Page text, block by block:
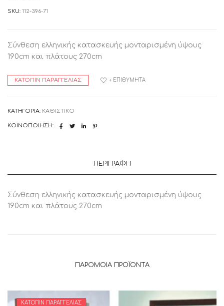
SKU: 112-396-71
Σύνθεση ελληνικής κατασκευής μονταρισμένη ύψους
190cm και πλάτους 270cm
ΚΑΤΌΠΙΝ ΠΑΡΑΓΓΕΛΊΑΣ + ΕΠΙΘΥΜΗΤΆ
ΚΑΤΗΓΟΡΊΑ: ΚΑΘΙΣΤΙΚΟ
ΚΟΙΝΟΠΟΊΗΣΗ:
ΠΕΡΙΓΡΑΦΉ
Σύνθεση ελληνικής κατασκευής μονταρισμένη ύψους
190cm και πλάτους 270cm
ΠΑΡΌΜΟΙΑ ΠΡΟΪΌΝΤΑ
ΚΑΤΌΠΙΝ ΠΑΡΑΓΓΕΛΊΑΣ